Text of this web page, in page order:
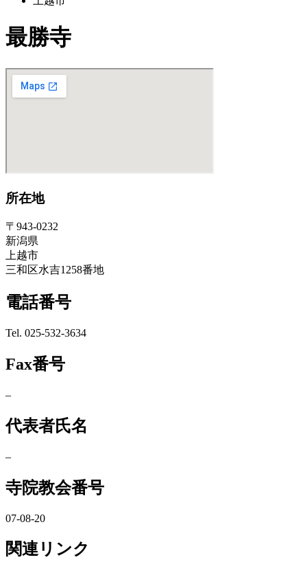
最勝寺
所在地
〒943-0232
新潟県
上越市
三和区水吉1258番地
電話番号
Tel. 025-532-3634
Fax番号
–
代表者氏名
–
寺院教会番号
07-08-20
関連リンク